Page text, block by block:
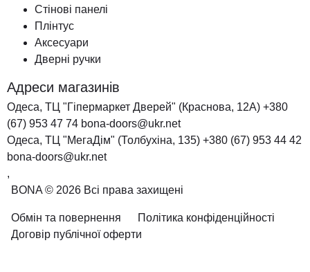
Стінові панелі
Плінтус
Аксесуари
Дверні ручки
Адреси магазинів
Одеса, ТЦ "Гіпермаркет Дверей" (Краснова, 12А) +380
(67) 953 47 74 bona-doors@ukr.net
Одеса, ТЦ "МегаДім" (Толбухіна, 135) +380 (67) 953 44 42
bona-doors@ukr.net
,
BONA © 2026 Всі права захищені
Обмін та повернення
Політика конфіденційності
Договір публічної оферти